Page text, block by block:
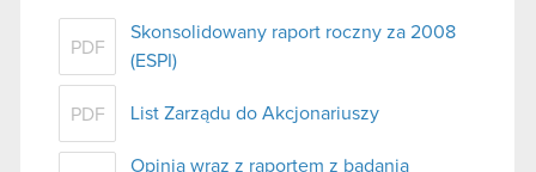
PDF
Skonsolidowany raport roczny za 2008
(ESPI)
PDF List Zarządu do Akcjonariuszy
Opinia wraz z raportem z badania